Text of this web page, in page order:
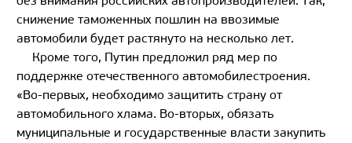
снижение таможенных пошлин на ввозимые
автомобили будет растянуто на несколько лет.
Кроме того, Путин предложил ряд мер по
поддержке отечественного автомобилестроения.
«Во-первых, необходимо защитить страну от
автомобильного хлама. Во-вторых, обязать
муниципальные и государственные власти закупить